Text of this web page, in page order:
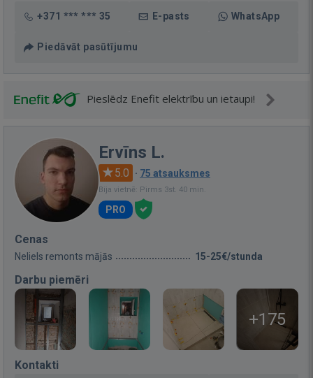
+371 *** *** 35 E-pasts WhatsApp
Piedāvāt pasūtījumu
Pieslēdz Enefit elektrību un ietaupi!
Ervīns L.
5.0 · 75 atsauksmes
Bija vietnē: Pirms 3st. 40 min.
PRO
Cenas
Neliels remonts mājās 15-25€/stunda
Darbu piemēri
+175
Kontakti